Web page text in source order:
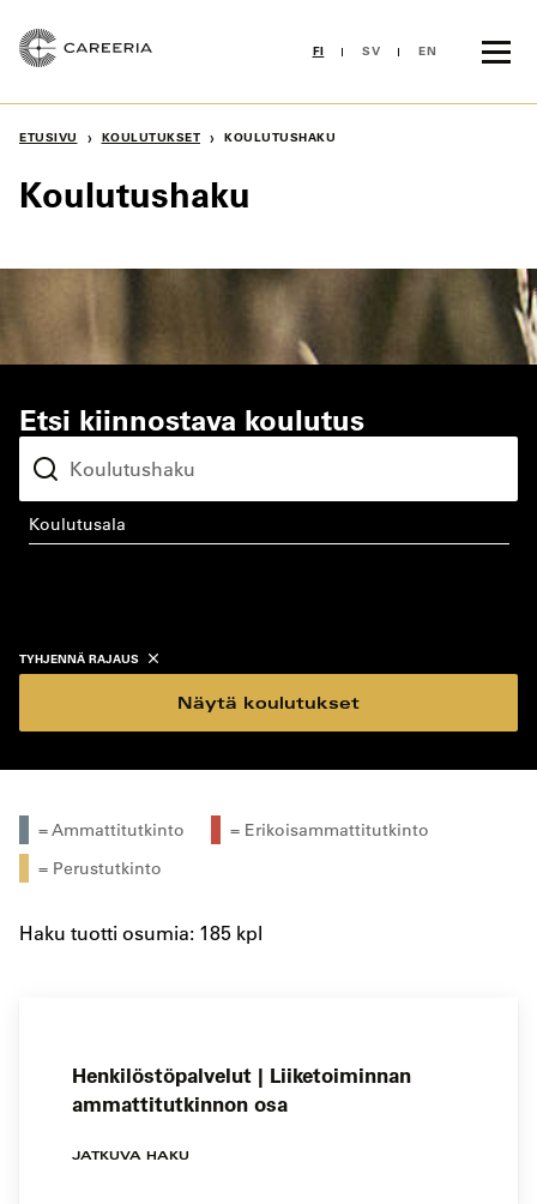
sisältöön
FI SV EN
ETUSIVU › KOULUTUKSET › KOULUTUSHAKU
Koulutushaku
Etsi kiinnostava koulutus
koulutusala
TYHJENNÄ RAJAUS
Näytä koulutukset
= Ammattitutkinto
= Erikoisammattitutkinto
= Perustutkinto
Haku tuotti osumia: 185 kpl
Henkilöstöpalvelut | Liiketoiminnan
ammattitutkinnon osa
JATKUVA HAKU